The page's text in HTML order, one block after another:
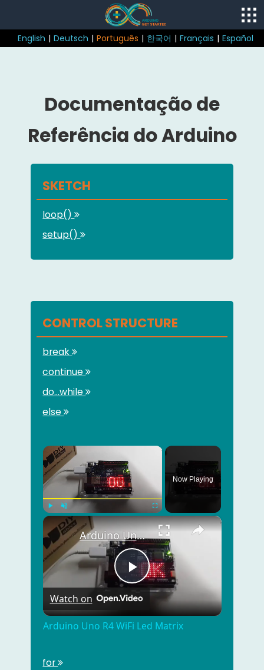
English | Deutsch | Português | 한국어 | Français | Español
Documentação de
Referência do Arduino
SKETCH
loop()
setup()
CONTROL STRUCTURE
break
continue
do...while
else
×
Unmute Fullscreen
Now Playing
×
Play
Video
Arduino Uno R4 WiFi Led Matrix
Watch on
Arduino Uno R4 WiFi Led Matrix
for